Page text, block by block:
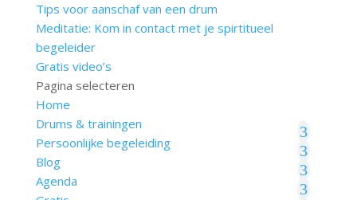
Tips voor aanschaf van een drum
Meditatie: Kom in contact met je spirtitueel
begeleider
Gratis video’s
Pagina selecteren
Home
Drums & trainingen
Persoonlijke begeleiding
Blog
Agenda